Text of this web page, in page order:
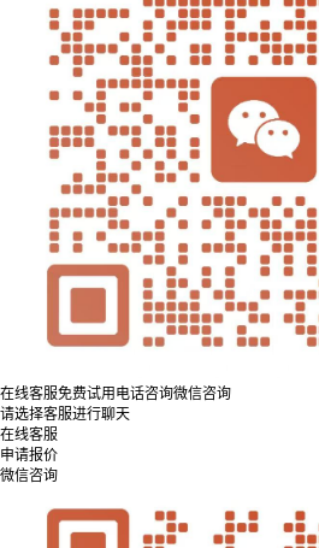
在线客服免费试用 电话咨询微信咨询
请选择客服进行聊天
在线客服
申请报价
微信咨询